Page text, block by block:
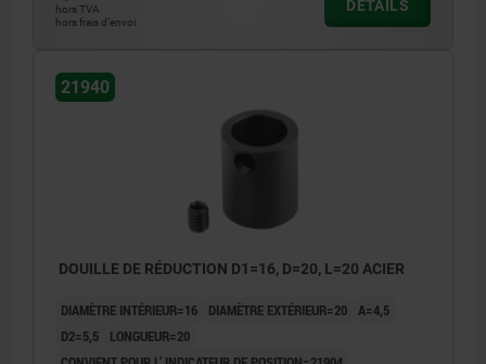
hors TVA
hors frais d’envoi
DÉTAILS
21940
DOUILLE DE RÉDUCTION D1=16, D=20, L=20 ACIER
DIAMÈTRE INTÉRIEUR=16 DIAMÈTRE EXTÉRIEUR=20 A=4,5
D2=5,5
LONGUEUR=20